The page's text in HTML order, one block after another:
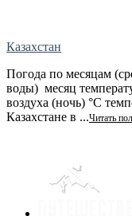
Казахстан
Погода по месяцам
воды) месяц
воздуха (ночь) °C
Казахстане в ...Читать